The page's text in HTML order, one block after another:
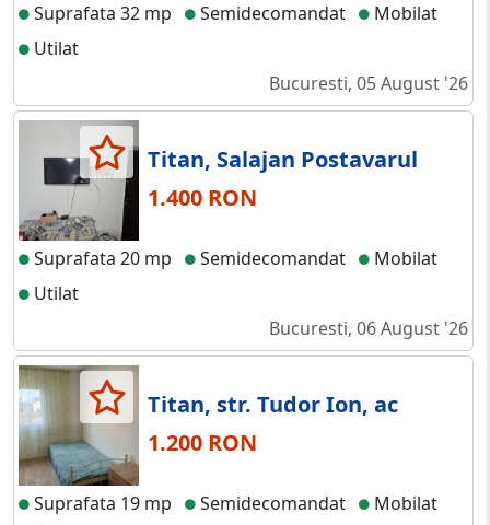
Suprafata 32 mp Semidecomandat
Mobilat
Utilat
Bucuresti, 05 August '26
Titan, Salajan Postavarul
1.400 RON
Suprafata 20 mp Semidecomandat
Mobilat
Utilat
Bucuresti, 06 August '26
Titan, str. Tudor Ion, ac
1.200 RON
Suprafata 19 mp Semidecomandat
Mobilat